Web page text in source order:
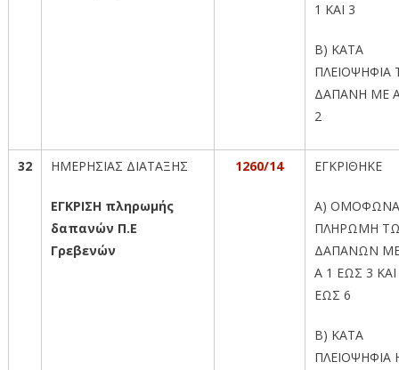
1 ΚΑΙ 3
Β) ΚΑΤΑ
ΠΛΕΙΟΨΗΦΙΑ
ΔΑΠΑΝΗ ΜΕ
2
32 ΗΜΕΡΗΣΙΑΣ ΔΙΑΤΑΞΗΣ
ΕΓΚΡΙΣΗ πληρωμής
δαπανών Π.Ε
Γρεβενών
1260/14 ΕΓΚΡΙΘΗΚΕ
Α)
ΠΛΗΡΩΜΗ
ΔΑΠΑΝΩΝ
Α 1 ΕΩΣ 3 ΚΑΙ
ΕΩΣ 6
Β) ΚΑΤΑ
ΠΛΕΙΟΨΗΦΙΑ